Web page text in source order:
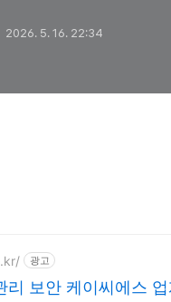
2026. 5. 16. 22:34
광고
리 보안 케이씨에스